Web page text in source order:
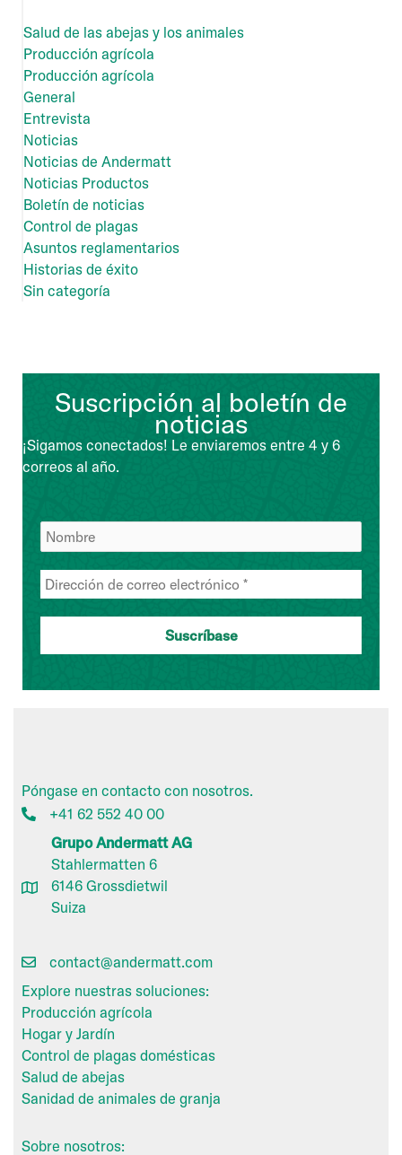
Salud de las abejas y los animales
Producción agrícola
Producción agrícola
General
Entrevista
Noticias
Noticias de Andermatt
Noticias Productos
Boletín de noticias
Control de plagas
Asuntos reglamentarios
Historias de éxito
Sin categoría
Suscripción al boletín de
noticias
¡Sigamos conectados! Le enviaremos entre 4 y 6
correos al año.
Póngase en contacto con nosotros.
+41 62 552 40 00
Grupo Andermatt AG
Stahlermatten 6
6146 Grossdietwil
Suiza
contact@andermatt.com
Explore nuestras soluciones:
Producción agrícola
Hogar y Jardín
Control de plagas domésticas
Salud de abejas
Sanidad de animales de granja
Sobre nosotros: